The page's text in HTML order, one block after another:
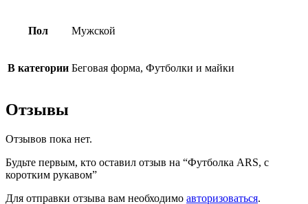
Пол Мужской
В категории Беговая форма, Футболки и майки
Отзывы
Отзывов пока нет.
Будьте первым, кто оставил отзыв на “Футболка ARS, с
коротким рукавом”
Для отправки отзыва вам необходимо авторизоваться.